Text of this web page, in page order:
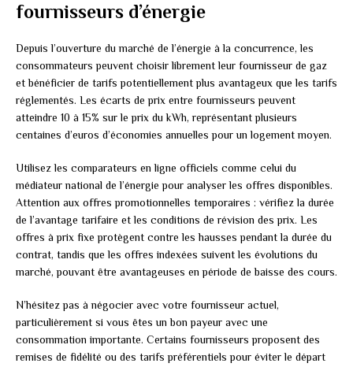
fournisseurs d’énergie
Depuis l’ouverture du marché de l’énergie à la concurrence, les
consommateurs peuvent choisir librement leur fournisseur de gaz
et bénéficier de tarifs potentiellement plus avantageux que les tarifs
réglementés. Les écarts de prix entre fournisseurs peuvent
atteindre 10 à 15% sur le prix du kWh, représentant plusieurs
centaines d’euros d’économies annuelles pour un logement moyen.
Utilisez les comparateurs en ligne officiels comme celui du
médiateur national de l’énergie pour analyser les offres disponibles.
Attention aux offres promotionnelles temporaires : vérifiez la durée
de l’avantage tarifaire et les conditions de révision des prix. Les
offres à prix fixe protègent contre les hausses pendant la durée du
contrat, tandis que les offres indexées suivent les évolutions du
marché, pouvant être avantageuses en période de baisse des cours.
N’hésitez pas à négocier avec votre fournisseur actuel,
particulièrement si vous êtes un bon payeur avec une
consommation importante. Certains fournisseurs proposent des
remises de fidélité ou des tarifs préférentiels pour éviter le départ